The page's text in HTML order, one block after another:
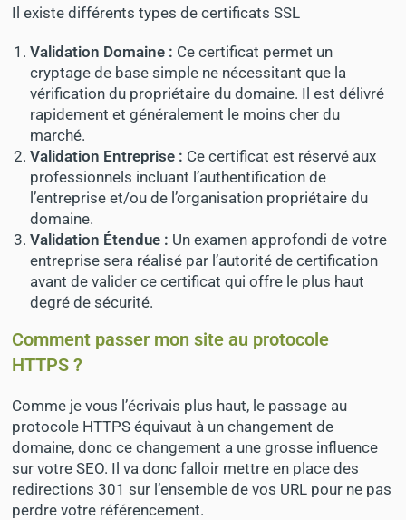
Il existe différents types de certificats SSL
Validation Domaine : Ce certificat permet un
cryptage de base simple ne nécessitant que la
vérification du propriétaire du domaine. Il est délivré
rapidement et généralement le moins cher du
marché.
Validation Entreprise : Ce certificat est réservé aux
professionnels incluant l’authentification de
l’entreprise et/ou de l’organisation propriétaire du
domaine.
Validation Étendue : Un examen approfondi de votre
entreprise sera réalisé par l’autorité de certification
avant de valider ce certificat qui offre le plus haut
degré de sécurité.
Comment passer mon site au protocole
HTTPS ?
Comme je vous l’écrivais plus haut, le passage au
protocole HTTPS équivaut à un changement de
domaine, doncce changement a une grosse influence
sur votre SEO. Il va donc falloir mettre en place des
redirections 301 sur l’ensemble de vos URL pour ne pas
perdre votre référencement.